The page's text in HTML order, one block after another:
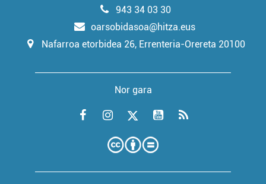
943 34 03 30
oarsobidasoa@hitza.eus
Nafarroa etorbidea 26, Errenteria-Orereta 20100
Nor gara